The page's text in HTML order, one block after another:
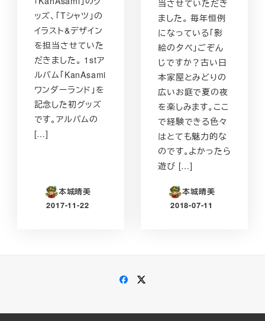
ッズ、「Tシャツ」の
イラスト&デザイン
を担当させていた
だきました。 1stア
ルバム「KanAsami
ワンダーランド」を
記念した初グッズ
です。アルバムの
[…]
本城晴美
投稿日
2017-11-22
当させていただき
ました。 毎年恒例
になっている「影
絵の夕べ」ごぞん
じですか？古い日
本家屋とみどりの
広いお庭で夏の夜
を楽しみます。ここ
で経験できる色々
はとても魅力的な
のです。よかったら
遊び […]
本城晴美
投稿日
2018-07-11
Facebook